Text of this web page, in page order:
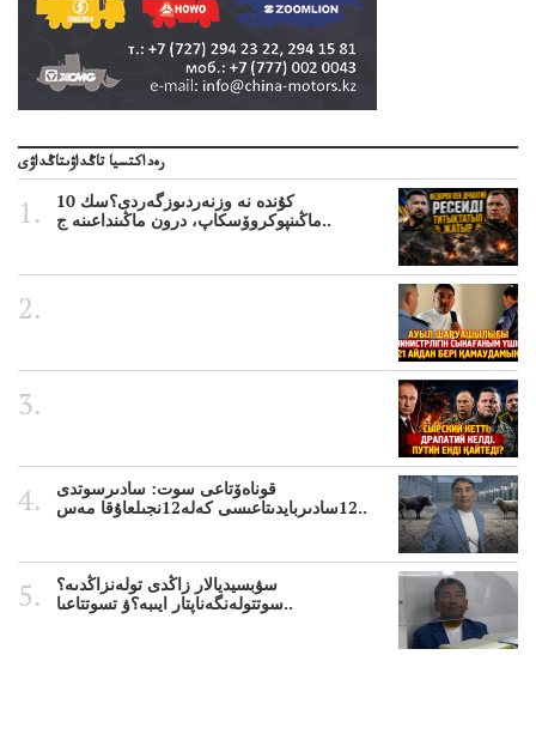
رەداكتسيا تاڭداۋىتاڭداۋى
10 كۇندە نە وزنەردىوزگەردى؟سك
ماڭىنپوكروۆسكاپ، درون ماڭىنداعىنە ج..
قوناەۆتاعى سوت: سادىرسوتدى
12سادىربايدىتاعىسى كەلە12نجىلعاۇقا مەس..
سۋبسيديالار زاڭدى تولەنزاڭدىە؟
سوتتولەنگەناپتار ايىبە؟ۋ تسوتتاعىا..